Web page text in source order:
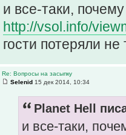
и все-таки,
http://vsol.info/
гости потеряли
Re: Вопросы на засыпку
Selenid 15 дек 2014, 10:34
Planet Hell
и все-таки,